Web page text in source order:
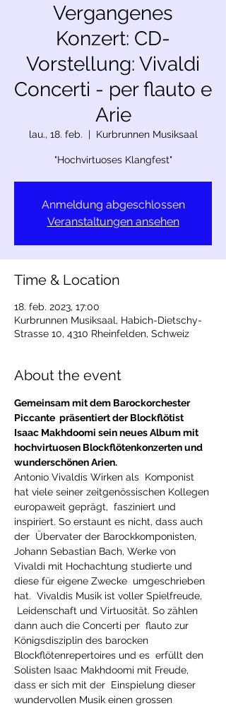
Vergangenes
Konzert: CD-
Vorstellung: Vivaldi
Concerti - per flauto e
Arie
lau., 18. feb.
  |
Kurbrunnen Musiksaal
"Hochvirtuoses Klangfest"
Anmeldung abgeschlossen
Veranstaltungen ansehen
Time & Location
18. feb. 2023, 17:00
Kurbrunnen Musiksaal, Habich-Dietschy-
Strasse 10, 4310 Rheinfelden, Schweiz
About the event
Gemeinsam mit dem Barockorchester
Piccante  präsentiert der Blockflötist
Isaac Makhdoomi sein neues Album mit
hochvirtuosen Blockflötenkonzerten und
wunderschönen Arien.
Antonio Vivaldis Wirken als  Komponist
hat viele seiner zeitgenössischen Kollegen
europaweit geprägt,  fasziniert und
inspiriert. So erstaunt es nicht, dass auch
der  Übervater der Barockkomponisten,
Johann Sebastian Bach, Werke von
Vivaldi mit Hochachtung studierte und
diese für eigene Zwecke  umgeschrieben
hat.  Vivaldis Musik ist voller Spielfreude,
Leidenschaft und Virtuosität. So zählen
dann auch die Concerti per  flauto zur
Königsdisziplin des barocken
Blockflötenrepertoires und es  erfüllt den
Solisten Isaac Makhdoomi mit Freude,
dass er sich mit der  Einspielung dieser
wundervollen Musik einen grossen